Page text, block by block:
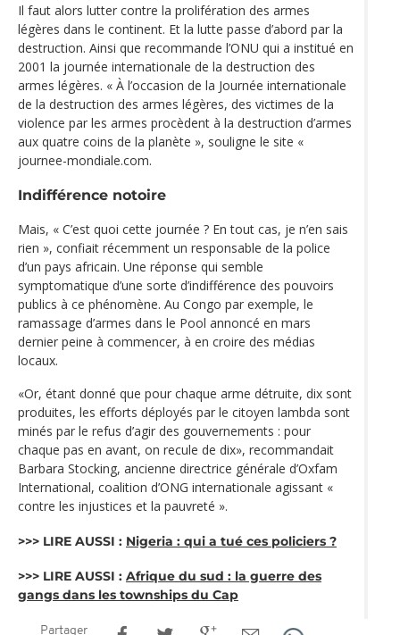
Il faut alors lutter contre la prolifération des armes
légères dans le continent. Et la lutte passe d’abord par la
destruction. Ainsi que recommande l’ONU qui a institué en
2001 la journée internationale de la destruction des
armes légères. « À l’occasion de la Journée internationale
de la destruction des armes légères, des victimes de la
violence par les armes procèdent à la destruction d’armes
aux quatre coins de la planète », souligne le site «
journee-mondiale.com.
Indifférence notoire
Mais, « C’est quoi cette journée ? En tout cas, je n’en sais
rien », confiait récemment un responsable de la police
d’un pays africain. Une réponse qui semble
symptomatique d’une sorte d’indifférence des pouvoirs
publics à ce phénomène. Au Congo par exemple, le
ramassage d’armes dans le Pool annoncé en mars
dernier peine à commencer, à en croire des médias
locaux.
«Or, étant donné que pour chaque arme détruite, dix sont
produites, les efforts déployés par le citoyen lambda sont
minés par le refus d’agir des gouvernements : pour
chaque pas en avant, on recule de dix», recommandait
Barbara Stocking, ancienne directrice générale d’Oxfam
International, coalition d’ONG internationale agissant «
contre les injustices et la pauvreté ».
>>> LIRE AUSSI : Nigeria : qui a tué ces policiers ?
>>> LIRE AUSSI : Afrique du sud : la guerre des
gangs dans les townships du Cap
Partager